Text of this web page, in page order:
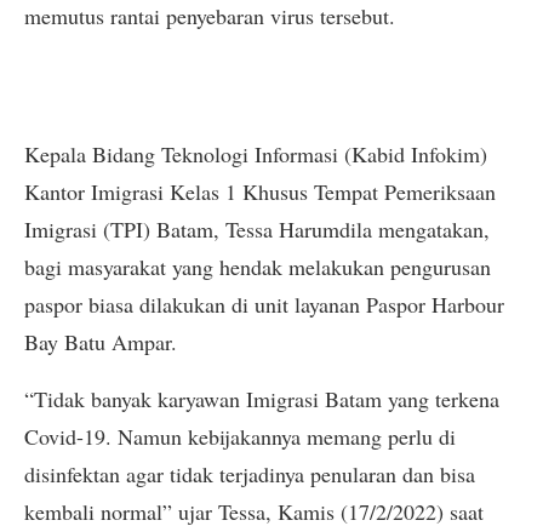
memutus rantai penyebaran virus tersebut.
Kepala Bidang Teknologi Informasi (Kabid Infokim)
Kantor Imigrasi Kelas 1 Khusus Tempat Pemeriksaan
Imigrasi (TPI) Batam, Tessa Harumdila mengatakan,
bagi masyarakat yang hendak melakukan pengurusan
paspor biasa dilakukan di unit layanan Paspor Harbour
Bay Batu Ampar.
“Tidak banyak karyawan Imigrasi Batam yang terkena
Covid-19. Namun kebijakannya memang perlu di
disinfektan agar tidak terjadinya penularan dan bisa
kembali normal” ujar Tessa, Kamis (17/2/2022) saat